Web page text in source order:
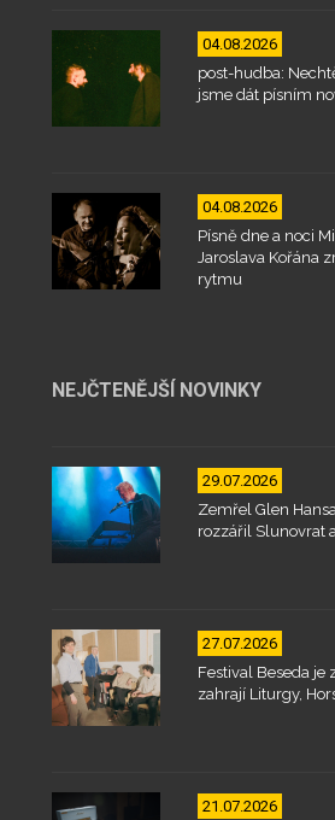
04.08.2026
post-hudba:
jsme dát písním
04.08.2026
Písně dne a noci
Jaroslava Kořána
rytmu
NEJČTENĚJŠÍ NOVINKY
29.07.2026
Zemřel Glen
rozzářil Slunovrat
27.07.2026
Festival Beseda je
zahrají Liturgy,
21.07.2026